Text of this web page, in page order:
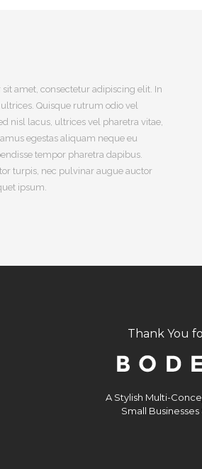
amet, consectetur adipiscing elit. In
Quisque rutrum odio vel
nisl lacus, ultrices vel pharetra vitae,
egestas aliquam neque eu
tempor pharetra dapibus.
turpis, nec pulvinar augue auctor
ipsum.
Thank You
A Stylish Multi-
Small